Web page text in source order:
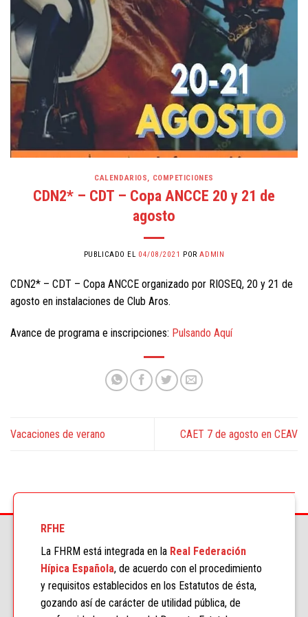
CALENDARIOS, COMPETICIONES
CDN2* – CDT – Copa ANCCE 20 y 21 de
agosto
PUBLICADO EL 04/08/2021 PORADMIN
CDN2* – CDT – Copa ANCCE organizado por RIOSEQ, 20 y 21 de
agosto en instalaciones de Club Aros.
Avance de programa e inscripciones: Pulsando Aquí
Vacaciones de verano CAET 7 de agosto en CEAV
RFHE
La FHRM está integrada en la Real Federación
Hípica Española, de acuerdo con el procedimiento
y requisitos establecidos en los Estatutos de ésta,
gozando así de carácter de utilidad pública, de